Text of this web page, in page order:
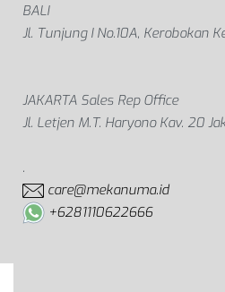
BALI
Jl. Tunjung I No.10A, Kerobokan
JAKARTA Sales Rep Office
Jl. Letjen M.T. Haryono Kav. 20
.
care@mekanuma.id
+6281110622666